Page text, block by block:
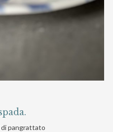
di pangrattato